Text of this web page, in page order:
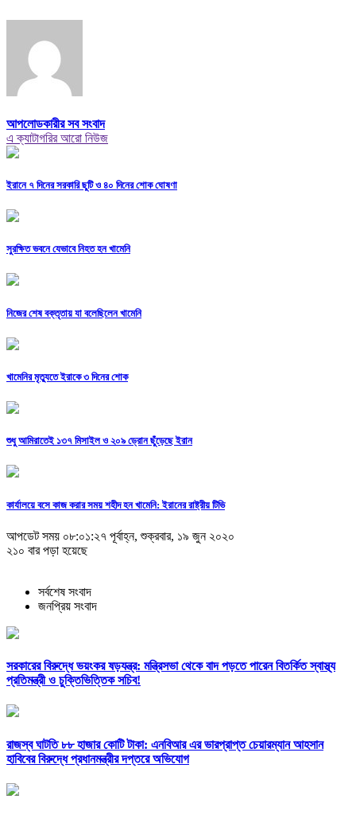
আপলোডকারীর সব সংবাদ
এ ক্যাটাগরির আরো নিউজ
ইরানে ৭ দিনের সরকারি ছুটি ও ৪০ দিনের শোক ঘোষণা
সুরক্ষিত ভবনে যেভাবে নিহত হন খামেনি
নিজের শেষ বক্তৃতায় যা বলেছিলেন খামেনি
খামেনির মৃত্যুতে ইরাকে ৩ দিনের শোক
শুধু আমিরাতেই ১৩৭ মিসাইল ও ২০৯ ড্রোন ছুঁড়েছে ইরান
কার্যালয়ে বসে কাজ করার সময় শহীদ হন খামেনি: ইরানের রাষ্ট্রীয় টিভি
আপডেট সময় ০৮:০১:২৭ পূর্বাহ্ন, শুক্রবার, ১৯ জুন ২০২০
২১০ বার পড়া হয়েছে
সর্বশেষ সংবাদ
জনপ্রিয় সংবাদ
সরকারের বিরুদ্ধে ভয়ংকর ষড়যন্ত্র: মন্ত্রিসভা থেকে বাদ পড়তে পারেন বিতর্কিত স্বাস্থ্য
প্রতিমন্ত্রী ও চুক্তিভিত্তিক সচিব!
রাজস্ব ঘাটতি ৮৮ হাজার কোটি টাকা: এনবিআর এর ভারপ্রাপ্ত চেয়ারম্যান আহসান
হাবিবের বিরুদ্ধে প্রধানমন্ত্রীর দপ্তরে অভিযোগ